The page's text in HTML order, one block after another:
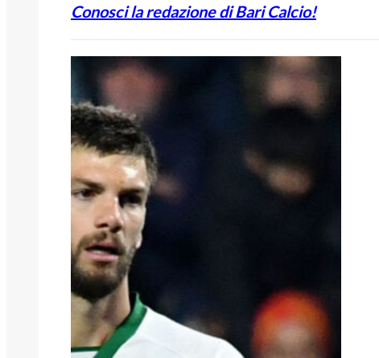
Conosci la redazione di Bari Calcio!